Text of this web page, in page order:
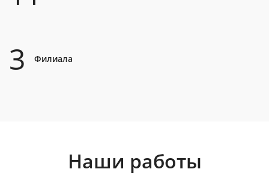
3 Филиала
Наши работы